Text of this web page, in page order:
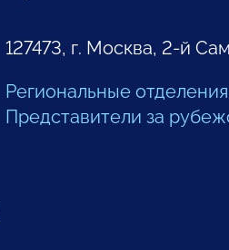
127473, г. Москва, 2-й
Региональные отделения
Представители за